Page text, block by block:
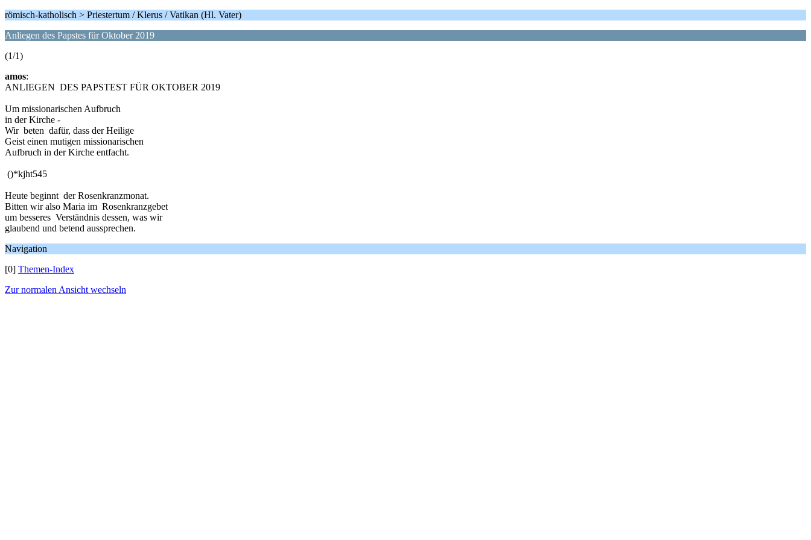
römisch-katholisch > Priestertum / Klerus / Vatikan (Hl. Vater)
Anliegen des Papstes für Oktober 2019
(1/1)
amos:
ANLIEGEN DES PAPSTEST FÜR OKTOBER 2019
Um missionarischen Aufbruch
in der Kirche -
Wir beten dafür, dass der Heilige
Geist einen mutigen missionarischen
Aufbruch in der Kirche entfacht.
()*kjht545
Heute beginnt der Rosenkranzmonat.
Bitten wir also Maria im Rosenkranzgebet
um besseres Verständnis dessen, was wir
glaubend und betend aussprechen.
Navigation
[0] Themen-Index
Zur normalen Ansicht wechseln